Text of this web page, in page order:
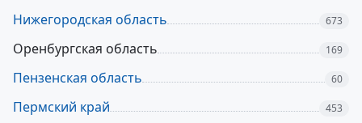
Нижегородская область 673
Оренбургская область 169
Пензенская область 60
Пермский край 453